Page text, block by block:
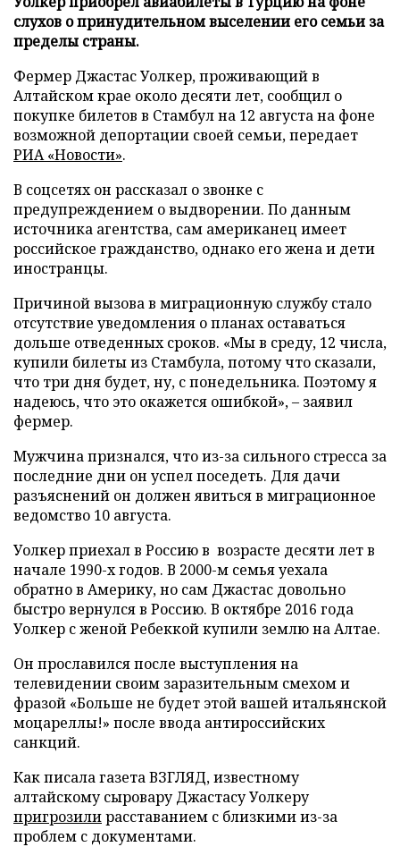
слухов о принудительном выселении его семьи за
пределы страны.
Фермер Джастас Уолкер, проживающий в
Алтайском крае около десяти лет, сообщил о
покупке билетов в Стамбул на 12 августа на фоне
возможной депортации своей семьи, передает
РИА «Новости».
В соцсетях он рассказал о звонке с
предупреждением о выдворении. По данным
источника агентства, сам американец имеет
российское гражданство, однако его жена и дети
иностранцы.
Причиной вызова в миграционную службу стало
отсутствие уведомления о планах оставаться
дольше отведенных сроков. «Мы в среду, 12 числа,
купили билеты из Стамбула, потому что сказали,
что три дня будет, ну, с понедельника. Поэтому я
надеюсь, что это окажется ошибкой», – заявил
фермер.
Мужчина признался, что из-за сильного стресса за
последние дни он успел поседеть. Для дачи
разъяснений он должен явиться в миграционное
ведомство 10 августа.
Уолкер приехал в Россию в возрасте десяти лет в
начале 1990-х годов. В 2000-м семья уехала
обратно в Америку, но сам Джастас довольно
быстро вернулся в Россию. В октябре 2016 года
Уолкер с женой Ребеккой купили землю на Алтае.
Он прославился после выступления на
телевидении своим заразительным смехом и
фразой «Больше не будет этой вашей итальянской
моцареллы!» после ввода антироссийских
санкций.
Как писала газета ВЗГЛЯД, известному
алтайскому сыровару Джастасу Уолкеру
пригрозилирасставанием с близкими из-за
проблем с документами.